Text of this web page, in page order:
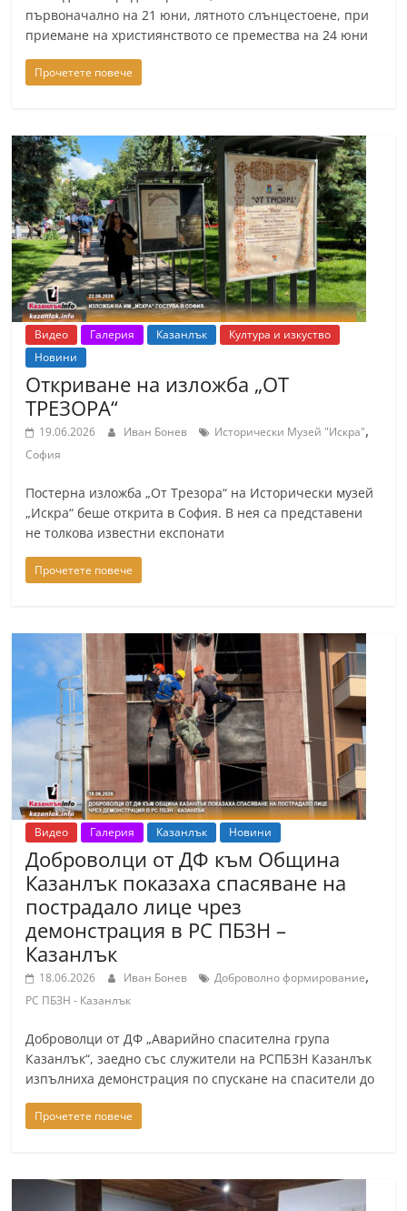
първоначално на 21 юни, лятното слънцестоене, при
приемане на християнството се премества на 24 юни
Прочетете повече
Видео Галерия Казанлък
Култура и изкуство
Новини
Откриване на изложба „ОТ
ТРЕЗОРА“
19.06.2026 Иван Бонев Исторически Музей "Искра",
София
Постерна изложба „От Трезора“ на Исторически музей
„Искра“ беше открита в София. В нея са представени
не толкова известни експонати
Прочетете повече
Видео Галерия Казанлък Новини
Доброволци от ДФ към Община
Казанлък показаха спасяване на
пострадало лице чрез
демонстрация в РС ПБЗН –
Казанлък
18.06.2026 Иван Бонев Доброволно формирование,
РС ПБЗН - Казанлък
Доброволци от ДФ „Аварийно спасителна група
Казанлък“, заедно със служители на РСПБЗН Казанлък
изпълниха демонстрация по спускане на спасители до
Прочетете повече